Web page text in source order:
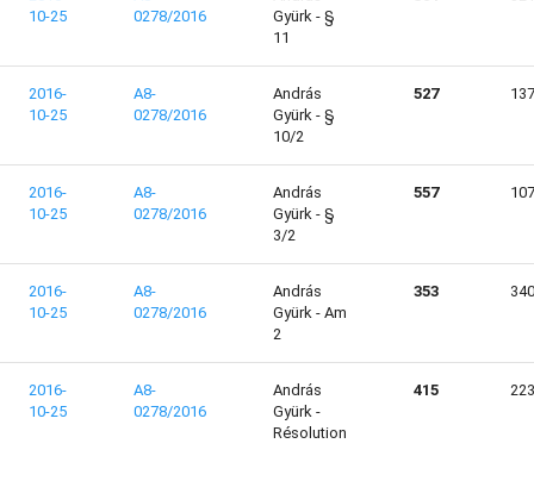
10-25
0278/2016
Gyürk - §
11
2016-
10-25
A8-
0278/2016
András
Gyürk - §
10/2
527 137
2016-
10-25
A8-
0278/2016
András
Gyürk - §
3/2
557 107
2016-
10-25
A8-
0278/2016
András
Gyürk - Am
2
353 340
2016-
10-25
A8-
0278/2016
András
Gyürk -
Résolution
415 223